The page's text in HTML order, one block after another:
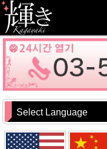
Select Language